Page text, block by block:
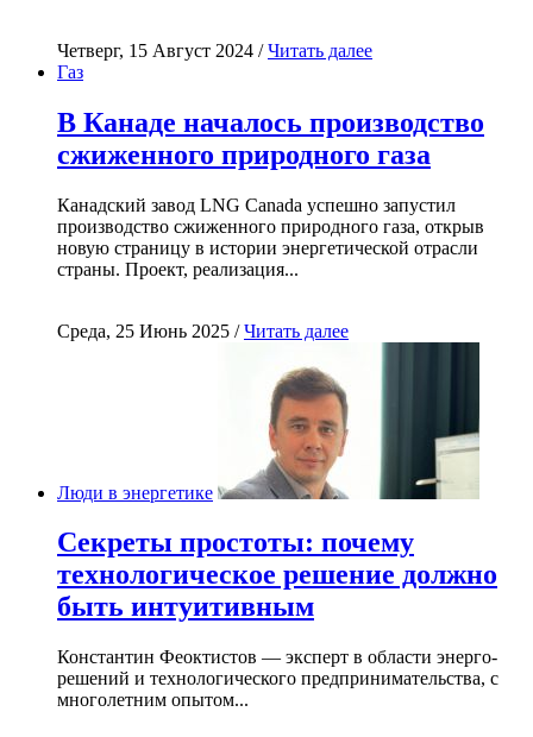
Четверг, 15 Август 2024 /Читать далее
Газ
В Канаде началось производство
сжиженного природного газа
Канадский завод LNG Canada успешно запустил
производство сжиженного природного газа, открыв
новую страницу в истории энергетической отрасли
страны. Проект, реализация...
Среда, 25 Июнь 2025 /Читать далее
Люди в энергетике
Секреты простоты: почему
технологическое решение должно
быть интуитивным
Константин Феоктистов — эксперт в области энерго-
решений и технологического предпринимательства, с
многолетним опытом...